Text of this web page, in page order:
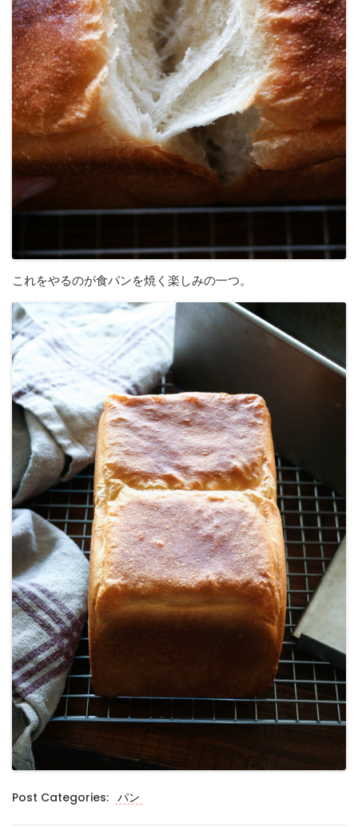
これをやるのが食パンを焼く楽しみの一つ。
Post Categories: パン